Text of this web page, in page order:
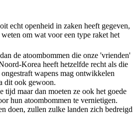
echt openheid in zaken heeft gegeven,
om wat voor een type raket het
de atoombommen die onze 'vrienden'
Korea heeft hetzelfde recht als die
wapens mag ontwikkelen
dit ook gewoon.
tijd maar dan moeten ze ook het goede
hun atoombommen te vernietigen.
doen, zullen zulke landen zich bedreigd